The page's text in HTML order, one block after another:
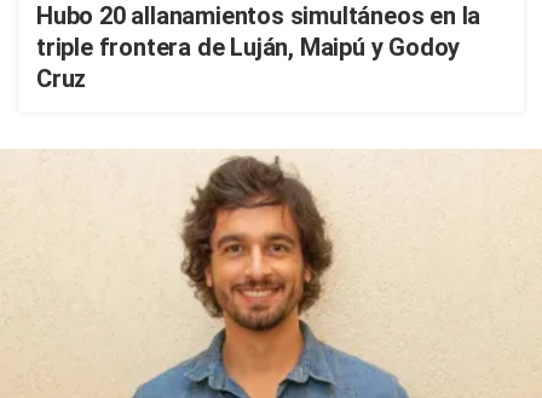
Hubo 20 allanamientos simultáneos en la
triple frontera de Luján, Maipú y Godoy
Cruz